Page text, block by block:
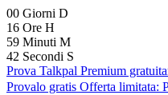
00 Giorni D
16 Ore H
59 Minuti M
41 Secondi S
Prova Talkpal Premium
Provalo gratis Offerta limitata: